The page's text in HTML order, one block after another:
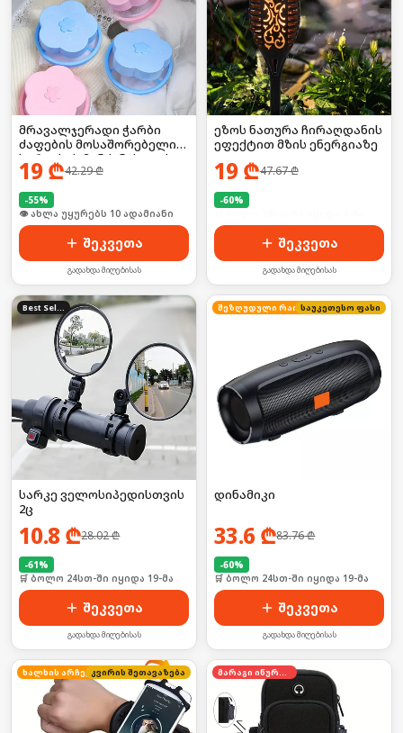
მრავალჯერადი ჭარბი
ძაფების მოსაშორებელი
სარეცხის მანქანისთვის
19 ₾42.29₾
-55%
🛒 ბოლო 24სთ-ში იყიდა 16-მა
შეკვეთა
გადახდა მიღებისას
ეზოს ნათურა ჩირაღდანის
ეფექტით მზის ენერგიაზე
19 ₾47.67₾
-60%
შეკვეთა
გადახდა მიღებისას
Best Seller
სარკე ველოსიპედისთვის
2ც
10.8 ₾28.02₾
-61%
🛒 ბოლო 24სთ-ში იყიდა 19-მა
შეკვეთა
გადახდა მიღებისას
შეზღუდული რაოდენობა
საუკეთესო ფასი
დინამიკი
33.6 ₾83.76₾
-60%
🛒 ბოლო 24სთ-ში იყიდა 19-მა
შეკვეთა
გადახდა მიღებისას
ხალხის არჩევანი
კვირის შეთავაზება მარაგი იწურება